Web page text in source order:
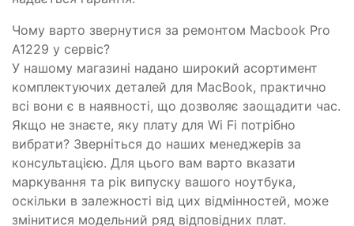
Чому варто звернутися за ремонтом Macbook Pro
A1229 у сервіс?
У нашому магазині надано широкий асортимент
комплектуючих деталей для MacBook, практично
всі вони є в наявності, що дозволяє заощадити час.
Якщо не знаєте, яку плату для Wi Fi потрібно
вибрати? Зверніться до наших менеджерів за
консультацією. Для цього вам варто вказати
маркування та рік випуску вашого ноутбука,
оскільки в залежності від цих відмінностей, може
змінитися модельний ряд відповідних плат.